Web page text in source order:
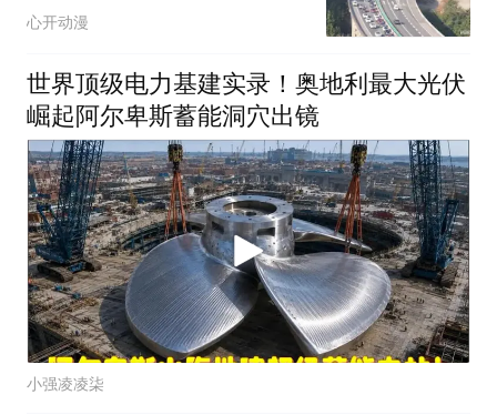
心开动漫
世界顶级电力基建实录！奥地利最大光伏
崛起阿尔卑斯蓄能洞穴出镜
小强凌凌柒